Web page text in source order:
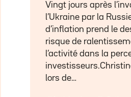
Vingt jours après
l’Ukraine par la
d’inflation prend le
risque de
l’activité dans la
lors de…